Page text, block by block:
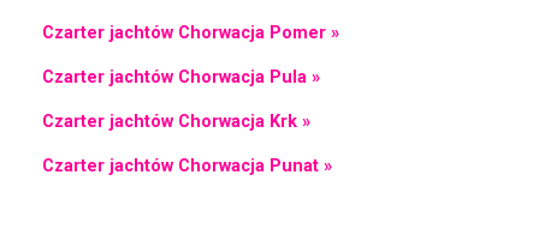
Czarter jachtów Chorwacja Pomer »
Czarter jachtów Chorwacja Pula »
Czarter jachtów Chorwacja Krk »
Czarter jachtów Chorwacja Punat »